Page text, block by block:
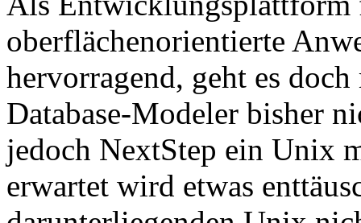
oberflächenorientierte
hervorragend, geht es
Database-Modeler bisher
jedoch NextStep ein Unix
erwartet wird etwas